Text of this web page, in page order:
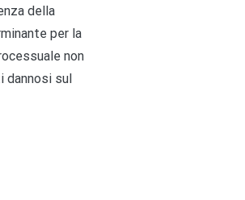
della
per la
non
sul